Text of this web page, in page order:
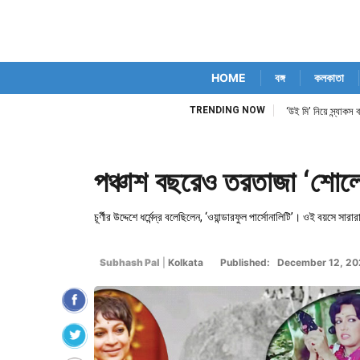
HOME বঙ্গ কলকাতা
TRENDING NOW ‘উই মি’ নিয়ে
পঞ্চাশ বছরেও তরতাজা
চূর্ণীর উদ্দেশে ধর্মেন্দ্র বলেছিলেন, ‘ওয়ান্ডারফুল পার্সোনালিটি’। ওই
Subhash Pal Kolkata Published: December 12,